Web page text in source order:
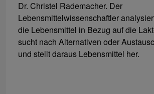
Dr. Christel Rademacher. Der
Lebensmittelwissenschaftler
die Lebensmittel in Bezug auf die
sucht nach Alternativen oder
und stellt daraus Lebensmittel her.